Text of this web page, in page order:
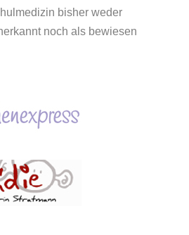
bisher weder
noch als bewiesen